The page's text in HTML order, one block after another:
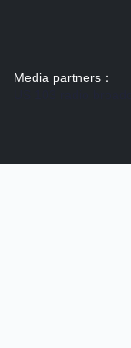
Media partners：